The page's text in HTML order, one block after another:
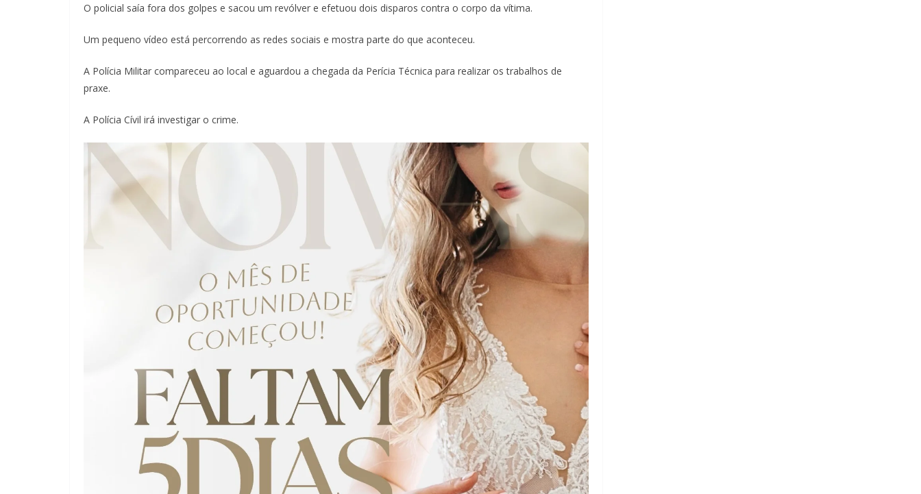
O policial saía fora dos golpes e sacou um revólver e efetuou dois disparos contra o corpo da vítima.
Um pequeno vídeo está percorrendo as redes sociais e mostra parte do que aconteceu.
A Polícia Militar compareceu ao local e aguardou a chegada da Perícia Técnica para realizar os trabalhos de
praxe.
A Polícia Cívil irá investigar o crime.